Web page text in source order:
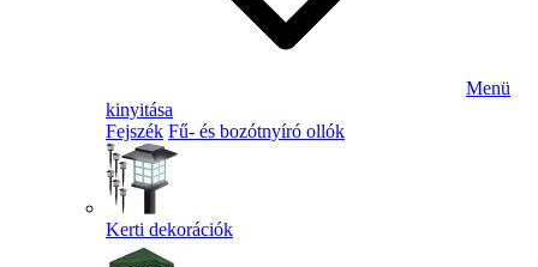
Menü
kinyitása
Fejszék Fű- és bozótnyíró ollók
Kerti dekorációk